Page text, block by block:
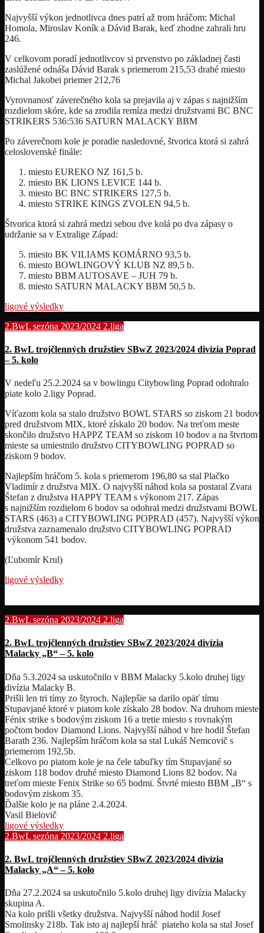
Najvyšší výkon jednotlivca dnes patrí až trom hráčom: Michal
Homola, Miroslav Koník a Dávid Barak, keď zhodne zahrali hru
246.
V celkovom poradí jednotlivcov si prvenstvo po základnej časti
zaslúžené odnáša Dávid Barak s priemerom 215,53 drahé miesto
Michal Jakobei priemer 212,76
Vyrovnanosť záverečného kola sa prejavila aj v zápas s najnižším
rozdielom skóre, kde sa zrodila remíza medzi družstvami BC BNC
STRIKERS 536:536 SATURN MALACKY BBM
Po záverečnom kole je poradie nasledovné, štvorica ktorá si zahrá
celoslovenské finále:
miesto EUREKO NZ 161,5 b.
miesto BK LIONS LEVICE 144 b.
miesto BC BNC STRIKERS 127,5 b.
miesto STRIKE KINGS ZVOLEN 94,5 b.
Štvorica ktorá si zahrá medzi sebou dve kolá po dva zápasy o
udržanie sa v Extralige Západ:
miesto BK VILIAMS KOMÁRNO 93,5 b.
miesto BOWLINGOVÝ KLUB NZ 89,5 b.
miesto BBM AUTOSAVE – JUH 79 b.
miesto SATURN MALACKY BBM 50,5 b.
ligové výsledky
2.BwL sezóna 2023/2024 2.liga
2. BwL trojčlenných družstiev SBwZ 2023/2024 divízia Poprad
– 5. kolo
V nedeľu 25.2.2024 sa v bowlingu Citybowling Poprad odohralo
piate kolo 2.ligy Poprad.
Víťazom kola sa stalo družstvo BOWL STARS so ziskom 21 bodov
pred družstvom MIX, ktoré získalo 20 bodov. Na treťom meste
skončilo družstvo HAPPZ TEAM so ziskom 10 bodov a na štvrtom
mieste sa umiestnilo družstvo CITYBOWLING POPRAD so
ziskom 9 bodov.
Najlepším hráčom 5. kola s priemerom 196,80 sa stal Plačko
Vladimír z družstva MIX. O najvyšší náhod kola sa postaral Zvara
Štefan z družstva HAPPY TEAM s výkonom 217. Zápas
s najnižším rozdielom 6 bodov sa odohral medzi družstvami BOWL
STARS (463) a CITYBOWLING POPRAD (457). Najvyšší výkon
družstva zaznamenalo družstvo CITYBOWLING POPRAD
výkonom 541 bodov.
(Ľubomír Krul)
ligové výsledky
2.BwL sezóna 2023/2024 2.liga
2. BwL trojčlenných družstiev SBwZ 2023/2024 divízia
Malacky „B“ – 5. kolo
Dňa 5.3.2024 sa uskutočnilo v BBM Malacky 5.kolo druhej ligy
divízia Malacky B.
Prišli len tri tímy zo štyroch. Najlepšie sa darilo opäť tímu
Stupavjané ktoré v piatom kole získalo 28 bodov. Na druhom mieste
Fénix strike s bodovým ziskom 16 a tretie miesto s rovnakým
počtom bodov Diamond Lions. Najvyšší náhod v hre hodil Štefan
Barath 236. Najlepším hráčom kola sa stal Lukáš Nemcovič s
priemerom 192,5b.
Celkovo po piatom kole je na čele tabuľky tím Stupavjané so
ziskom 118 bodov druhé miesto Diamond Lions 82 bodov. Na
treťom mieste Fenix Strike so 65 bodmi. Štvrté miesto BBM „B“ s
bodovým ziskom 35.
Ďalšie kolo je na pláne 2.4.2024.
Vasil Bielovič
ligové výsledky
2.BwL sezóna 2023/2024 2.liga
2. BwL trojčlenných družstiev SBwZ 2023/2024 divízia
Malacky „A“ – 5. kolo
Dňa 27.2.2024 sa uskutočnilo 5.kolo druhej ligy divízia Malacky
skupina A.
Na kolo prišli všetky družstva. Najvyšší náhod hodil Josef
Smolinsky 218b. Tak isto aj najlepší hráč piateho kola sa stal Josef